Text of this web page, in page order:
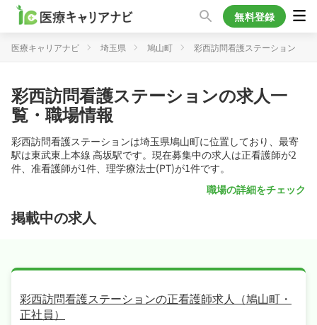
無料登録
医療キャリアナビ 埼玉県 鳩山町 彩西訪問看護ステーション
彩西訪問看護ステーションの求人一
覧・職場情報
彩西訪問看護ステーションは埼玉県鳩山町に位置しており、最寄
駅は東武東上本線 高坂駅です。現在募集中の求人は正看護師が2
件、准看護師が1件、理学療法士(PT)が1件です。
職場の詳細をチェック
掲載中の求人
彩西訪問看護ステーションの正看護師求人（鳩山町・
正社員）